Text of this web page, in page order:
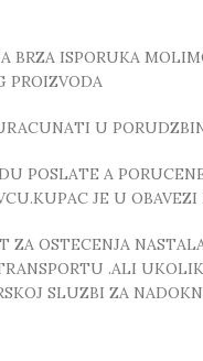
BRZA ISPORUKA
PROIZVODA
U
POSLATE A
JE U
ZA OSTECENJA
.ALI
SLUZBI ZA